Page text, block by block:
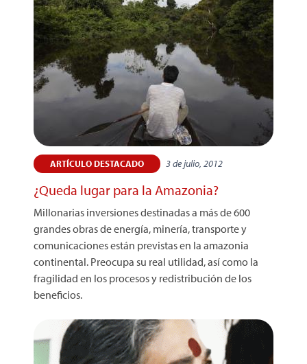
ARTÍCULO DESTACADO 3 de julio, 2012
¿Queda lugar para la Amazonia?
Millonarias inversiones destinadas a más de 600
grandes obras de energía, minería, transporte y
comunicaciones están previstas en la amazonia
continental. Preocupa su real utilidad, así como la
fragilidad en los procesos y redistribución de los
beneficios.